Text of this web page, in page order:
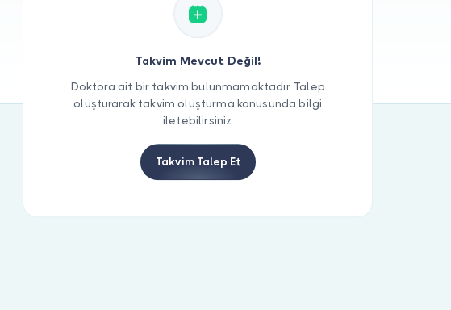
Takvim Mevcut Değil!
Doktora ait bir takvim bulunmamaktadır. Talep
oluşturarak takvim oluşturma konusunda bilgi
iletebilirsiniz.
Takvim Talep Et